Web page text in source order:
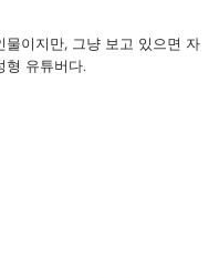
이지만, 그냥 보고 있으면 자
형 유튜버다.